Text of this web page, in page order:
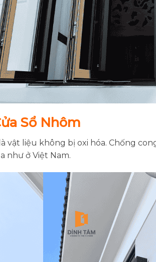
Sổ Nhôm
vật liệu không bị oxi hóa. Chống
như ở Việt Nam.